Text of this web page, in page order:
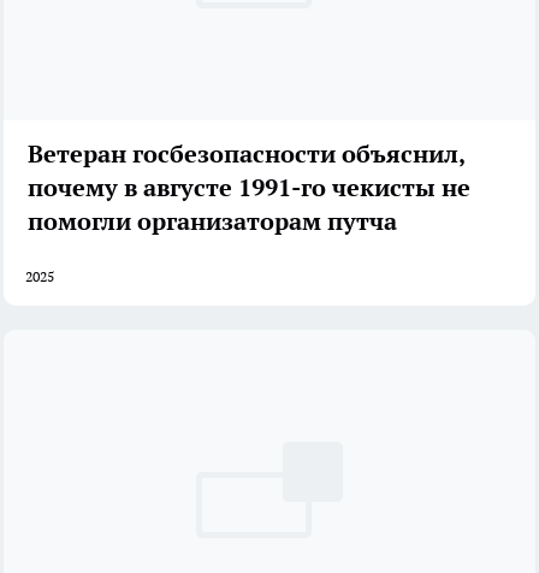
Ветеран госбезопасности объяснил,
почему в августе 1991-го чекисты не
помогли организаторам путча
2025